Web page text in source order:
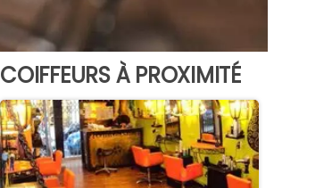
COIFFEURS À PROXIMITÉ